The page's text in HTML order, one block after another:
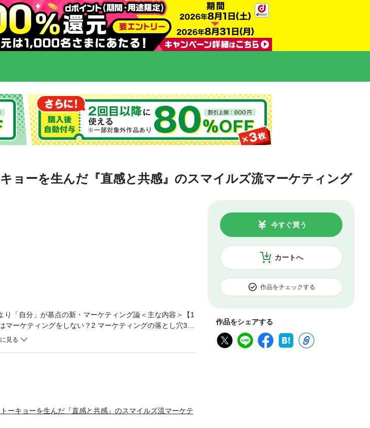
ョーを生んだ『直感と共感』のスマイルズ流マーケティング
カートへ
今すぐ買う
作品をチェックする
作品をシェアする
「自分」が基点の新・マーケティング論＜主な内容＞【1
ーケティングをしない？2 マーケティングの落とし穴3
マイルズのクリエイティブ1 シーンをイメージすることか
イティブの大原則2 誰かの心理的構造を捉えると“文脈”が
するためのティップス【5章】 関係性のブランディング
性を検証し、時には再構築もいとわない【6章】 スマイル
係2 ブランドは人である3 絶妙な距離感4 感度のスイッチ
出会うための本屋「文喫」の場合～1 文喫の開発物語～ど
ーキョーを生んだ『直感と共感』のスマイルズ流マーケテ